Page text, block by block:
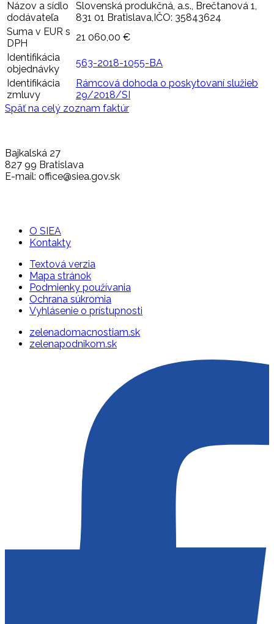
Názov a sídlo
dodávateľa
Slovenská produkčná, a.s., Brečtanová 1,
831 01 Bratislava,IČO: 35843624
Suma v EUR s
DPH
21 060,00 €
Identifikácia
objednávky
563-2018-1055-BA
Identifikácia
zmluvy
Rámcová dohoda o poskytovaní služieb
29/2018/SI
Späť na celý zoznam faktúr
Bajkalská 27
827 99 Bratislava
E-mail: office@siea.gov.sk
O SIEA
Kontakty
Textová verzia
Mapa stránok
Podmienky používania
Ochrana súkromia
Vyhlásenie o prístupnosti
zelenadomacnostiam.sk
zelenapodnikom.sk